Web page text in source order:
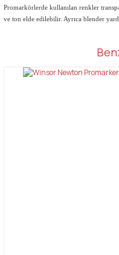
Promarkörlerde kullanılan renkler
ve ton elde edilebilir. Ayrıca blender
Bu ürüne
Bu ürünün fiyat bilgisi, resim,
tarafımıza iletebilirsiniz.